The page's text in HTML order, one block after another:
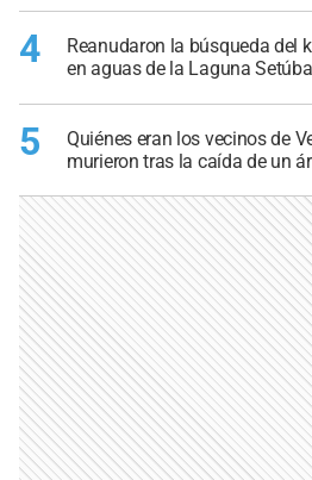
4
Reanudaron la búsqueda del
en aguas de la Laguna Setúbal
5
Quiénes eran los vecinos de
murieron tras la caída de un